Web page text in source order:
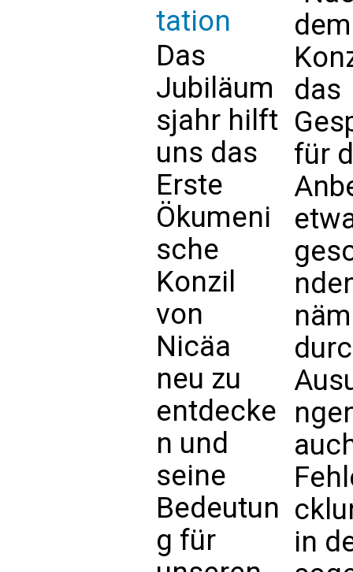
tation
Das
Jubiläum
sjahr hilft
uns das
Erste
Ökumeni
sche
Konzil
von
Nicäa
neu zu
entdecke
n und
seine
Bedeutun
g für
dem
das
für
in